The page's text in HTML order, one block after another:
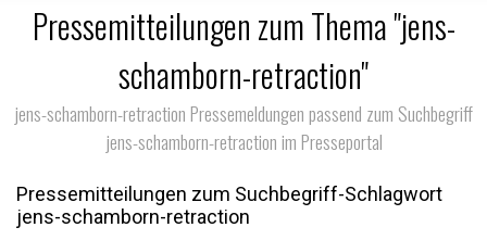
Pressemitteilungen zum Thema "jens-
schamborn-retraction"
jens-schamborn-retraction Pressemeldungen passend zum Suchbegriff
jens-schamborn-retraction im Presseportal
Pressemitteilungen zum Suchbegriff-Schlagwort
jens-schamborn-retraction